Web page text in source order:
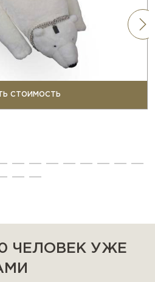
СТОИМОСТЬ
ЧЕЛОВЕК УЖЕ